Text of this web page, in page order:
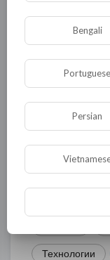
Общая
Общество
Новости и
Флора и
Технологии
Bengali
Portuguese
Persian